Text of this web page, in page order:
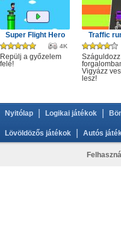
Super Flight Hero
4K
Repülj a győzelem
felé!
Traffic
Száguldozz
Vigyázz
lesz!
Nyitólap Logikai játékok
Lövöldözős játékok Autós